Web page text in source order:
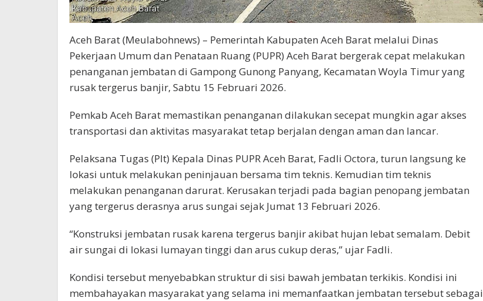
Aceh Barat (Meulabohnews) – Pemerintah Kabupaten Aceh Barat melalui Dinas
Pekerjaan Umum dan Penataan Ruang (PUPR) Aceh Barat bergerak cepat melakukan
penanganan jembatan di Gampong Gunong Panyang, Kecamatan Woyla Timur yang
rusak tergerus banjir, Sabtu 15 Februari 2026.
Pemkab Aceh Barat memastikan penanganan dilakukan secepat mungkin agar akses
transportasi dan aktivitas masyarakat tetap berjalan dengan aman dan lancar.
Pelaksana Tugas (Plt) Kepala Dinas PUPR Aceh Barat, Fadli Octora, turun langsung ke
lokasi untuk melakukan peninjauan bersama tim teknis. Kemudian tim teknis
melakukan penanganan darurat. Kerusakan terjadi pada bagian penopang jembatan
yang tergerus derasnya arus sungai sejak Jumat 13 Februari 2026.
“Konstruksi jembatan rusak karena tergerus banjir akibat hujan lebat semalam. Debit
air sungai di lokasi lumayan tinggi dan arus cukup deras,” ujar Fadli.
Kondisi tersebut menyebabkan struktur di sisi bawah jembatan terkikis. Kondisi ini
membahayakan masyarakat yang selama ini memanfaatkan jembatan tersebut sebagai